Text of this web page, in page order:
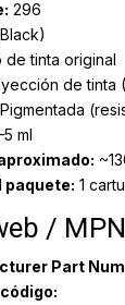
296
de tinta original
de tinta
Pigmentada
ml
paquete: 1
/ MPN
Part